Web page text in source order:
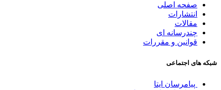
صفحه اصلی
انتشارات
مقالات
چندرسانه ای
قوانین و مقررات
شبکه های اجتماعی
پیامرسان ایتا